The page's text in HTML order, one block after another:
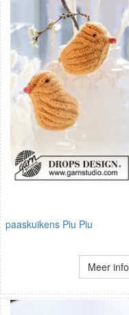
paaskuikens Piu Piu
Meer info